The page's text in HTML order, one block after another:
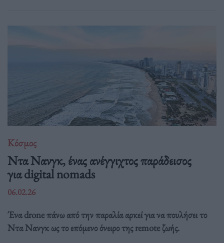
Κόσμος
Ντα Νανγκ, ένας ανέγγιχτος παράδεισος
για digital nomads
06.02.26
Ένα drone πάνω από την παραλία αρκεί για να πουλήσει το
Ντα Νανγκ ως το επόμενο όνειρο της remote ζωής.